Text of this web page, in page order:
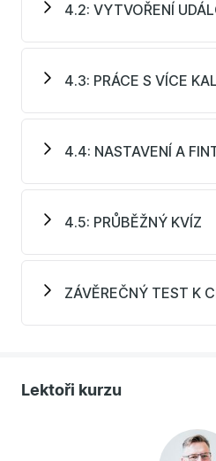
4.2: VYTVOŘENÍ
4.3: PRÁCE S VÍCE
4.4: NASTAVENÍ A
4.5: PRŮBĚŽNÝ KVÍZ
ZÁVĚREČNÝ TEST K
Lektoři kurzu